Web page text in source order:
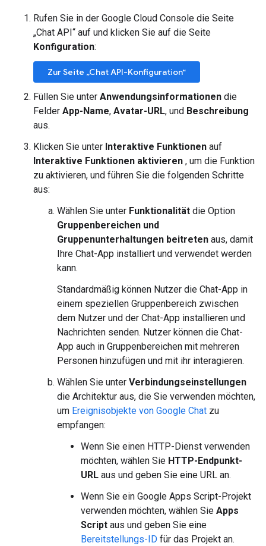
Rufen Sie in der Google Cloud Console die Seite
„Chat API“ auf und klicken Sie auf die Seite
Konfiguration:
Zur Seite „Chat API-Konfiguration“
Füllen Sie unter Anwendungsinformationen die
Felder App-Name, Avatar-URL, und Beschreibung
aus.
Klicken Sie unter Interaktive Funktionen auf
Interaktive Funktionen aktivieren , um die Funktion
zu aktivieren, und führen Sie die folgenden Schritte
aus:
Wählen Sie unter Funktionalität die Option
Gruppenbereichen und
Gruppenunterhaltungen beitreten aus, damit
Ihre Chat-App installiert und verwendet werden
kann.
Standardmäßig können Nutzer die Chat-App in
einem speziellen Gruppenbereich zwischen
dem Nutzer und der Chat-App installieren und
Nachrichten senden. Nutzer können die Chat-
App auch in Gruppenbereichen mit mehreren
Personen hinzufügen und mit ihr interagieren.
Wählen Sie unter Verbindungseinstellungen
die Architektur aus, die Sie verwenden möchten,
um Ereignisobjekte von Google Chat zu
empfangen:
Wenn Sie einen HTTP-Dienst verwenden
möchten, wählen Sie HTTP-Endpunkt-
URL aus und geben Sie eine URL an.
Wenn Sie ein Google Apps Script-Projekt
verwenden möchten, wählen Sie Apps
Script aus und geben Sie eine
Bereitstellungs-ID für das Projekt an.